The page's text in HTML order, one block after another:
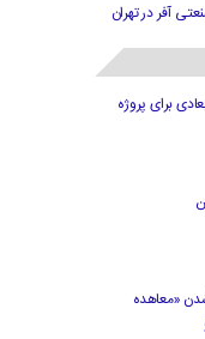
آفر در تهران
برای پروژه
شدن «معاهده